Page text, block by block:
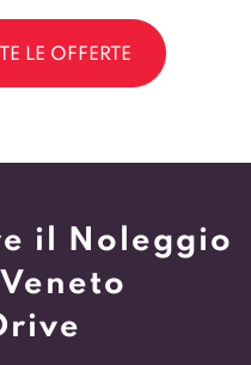
LE OFFERTE
il Noleggio